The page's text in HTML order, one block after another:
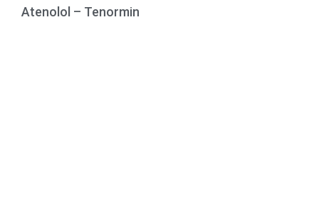
Atenolol – Tenormin